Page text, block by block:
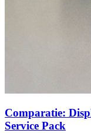
Comparatie:
Service Pack